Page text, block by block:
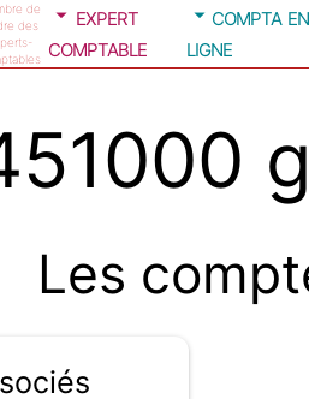
de
des
expert
comptable
compta en
ligne
Les